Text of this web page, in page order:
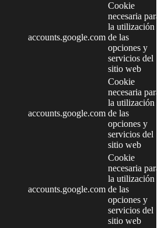
accounts.google.com
Cookie
necesaria para
la utilización
de las
opciones y
servicios del
sitio web
accounts.google.com
Cookie
necesaria para
la utilización
de las
opciones y
servicios del
sitio web
accounts.google.com
Cookie
necesaria para
la utilización
de las
opciones y
servicios del
sitio web